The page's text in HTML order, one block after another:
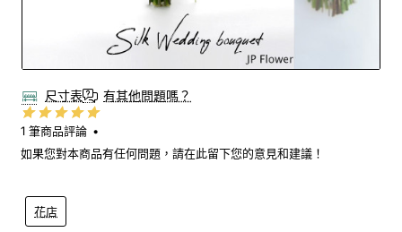
尺寸表 有其他問題嗎？
花店
1 筆商品評論 •
如果您對本商品有任何問題，請在此留下您的意見和建議！